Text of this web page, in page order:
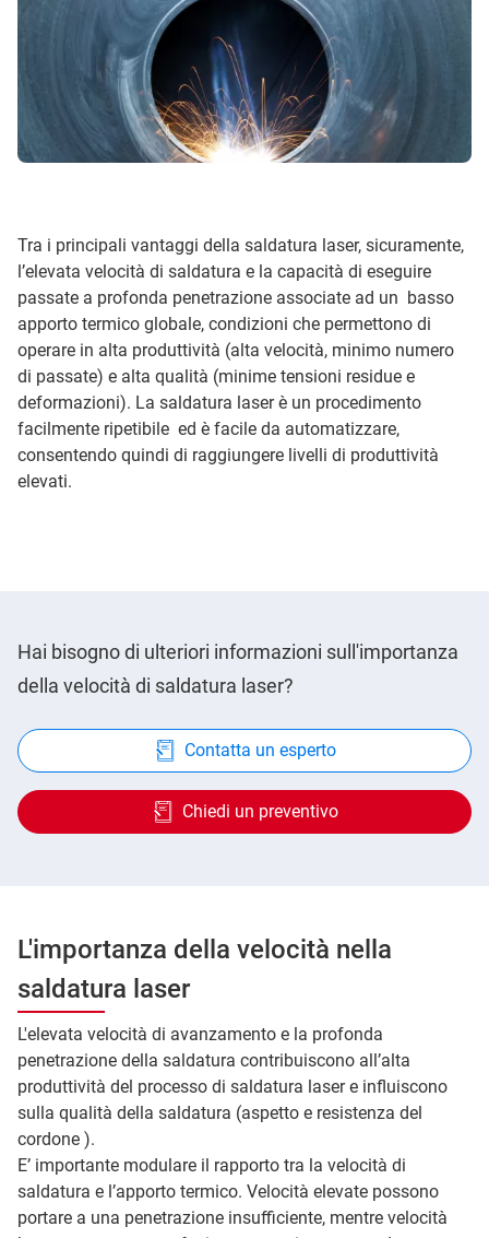
Tra i principali vantaggi della saldatura laser, sicuramente,
l’elevata velocità di saldatura e la capacità di eseguire
passate a profonda penetrazione associate ad un basso
apporto termico globale, condizioni che permettono di
operare in alta produttività (alta velocità, minimo numero
di passate) e alta qualità (minime tensioni residue e
deformazioni). La saldatura laser è un procedimento
facilmente ripetibile ed è facile da automatizzare,
consentendo quindi di raggiungere livelli di produttività
elevati.
Hai bisogno di ulteriori informazioni sull'importanza
della velocità di saldatura laser?
Contatta un esperto
Chiedi un preventivo
L'importanza della velocità nella
saldatura laser
L'elevata velocità di avanzamento e la profonda
penetrazione della saldatura contribuiscono all’alta
produttività del processo di saldatura laser e influiscono
sulla qualità della saldatura (aspetto e resistenza del
cordone ).
E’ importante modulare il rapporto tra la velocità di
saldatura e l’apporto termico. Velocità elevate possono
portare a una penetrazione insufficiente, mentre velocità